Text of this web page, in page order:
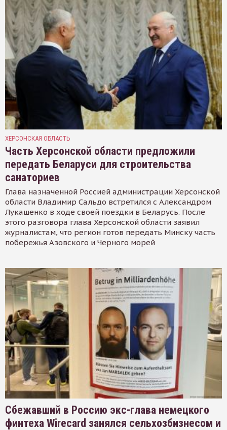
ХЕРСОНСКАЯ ОБЛАСТЬ
Часть Херсонской области предложили
передать Беларуси для строительства
санаториев
Глава назначенной Россией администрации Херсонской
области Владимир Сальдо встретился с Александром
Лукашенко в ходе своей поездки в Беларусь. После
этого разговора глава Херсонской области заявил
журналистам, что регион готов передать Минску часть
побережья Азовского и Черного морей
Сбежавший в Россию экс-глава немецкого
финтеха Wirecard занялся сельхозбизнесом и